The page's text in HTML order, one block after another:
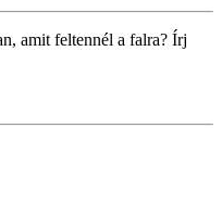
amit feltennél a falra? Írj